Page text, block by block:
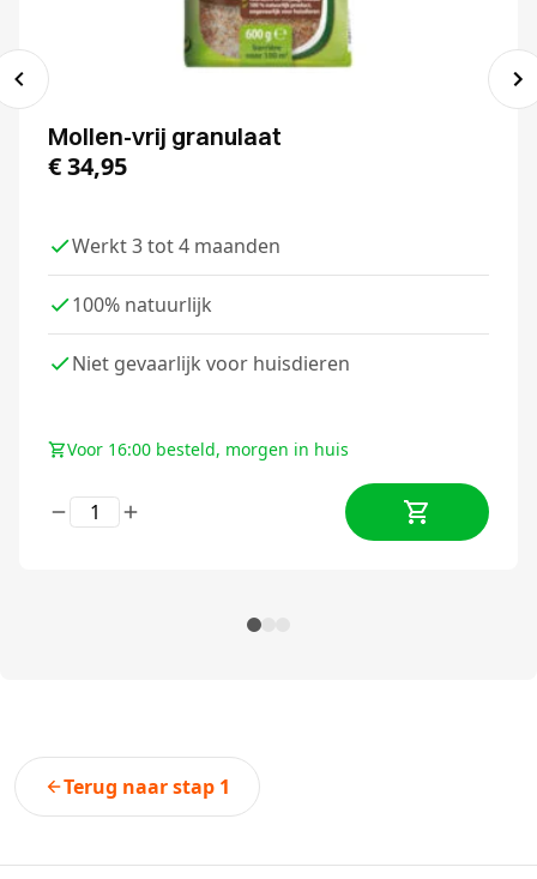
Mollen-vrij granulaat
€34,95
Werkt 3 tot 4 maanden
100% natuurlijk
Niet gevaarlijk voor huisdieren
Voor 16:00 besteld, morgen in huis
Terug naar stap 1